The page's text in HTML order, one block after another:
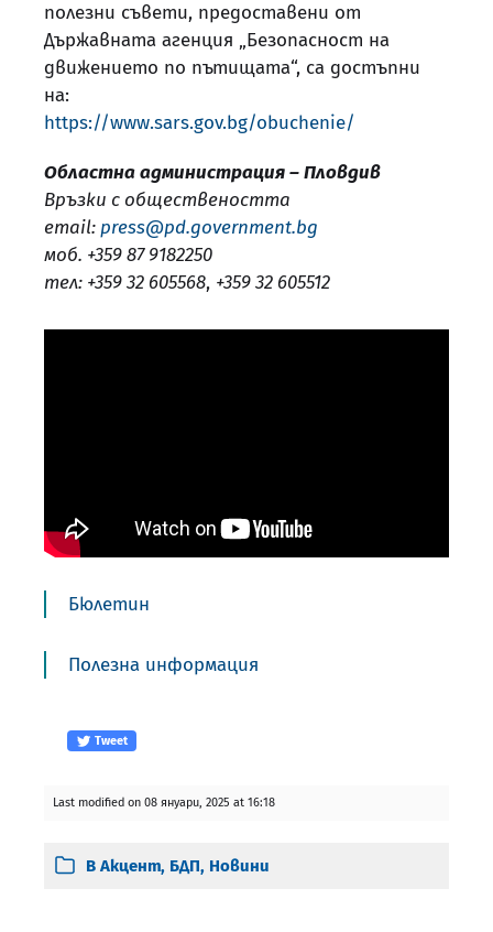
полезни съвети, предоставени от
Държавната агенция „Безопасност на
движението по пътищата“, са достъпни
на:
https://www.sars.gov.bg/obuchenie/
Областна администрация – Пловдив
Връзки с обществеността
email: press@pd.government.bg
моб. +359 87 9182250
тел: +359 32 605568, +359 32 605512
Бюлетин
Полезна информация
Tweet
Last modified on 08 януари, 2025 at 16:18
В Акцент, БДП, Новини